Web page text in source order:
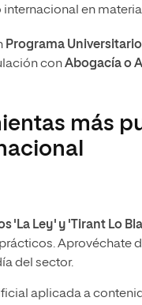
en materia
Programa
conAbogacía o
más
'La Ley' y 'Tirant Lo
Aprovéchate
del sector.
aplicada a